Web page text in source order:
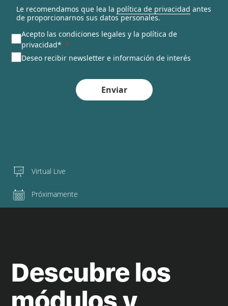
Le recomendamos que lea la política de privacidad antes
de proporcionarnos sus datos personales.
Acepto las condiciones legales y la política de
privacidad*
Deseo recibir newsletter e información de interés
Enviar
Virtual Live
Próximamente
Descubre los